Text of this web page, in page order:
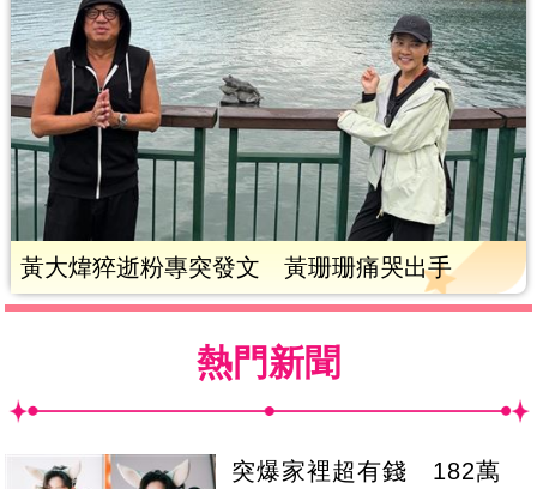
黃大煒猝逝粉專突發文 黃珊珊痛哭出手
熱門新聞
突爆家裡超有錢 182萬